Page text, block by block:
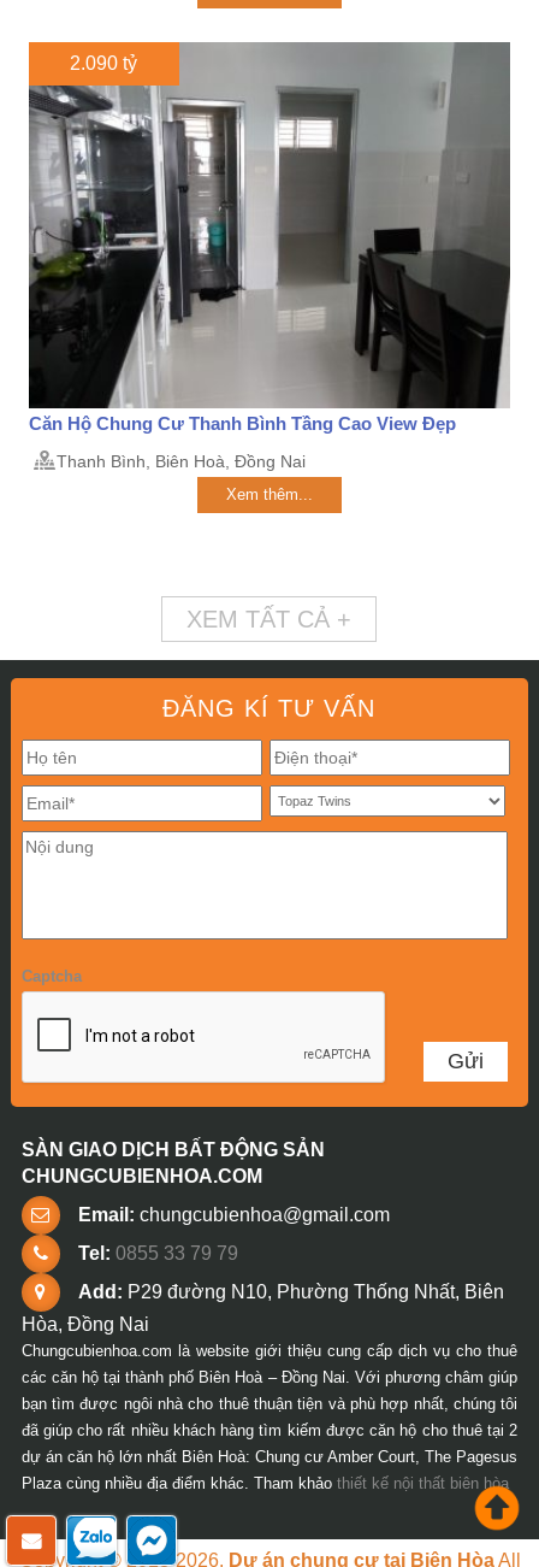
2.090 tỷ
Căn Hộ Chung Cư Thanh Bình Tầng Cao View Đẹp
Thanh Bình, Biên Hoà, Đồng Nai
Xem thêm...
XEM TẤT CẢ +
ĐĂNG KÍ TƯ VẤN
Captcha
SÀN GIAO DỊCH BẤT ĐỘNG SẢN
CHUNGCUBIENHOA.COM
Email: chungcubienhoa@gmail.com
Tel: 0855 33 79 79
Add: P29 đường N10, Phường Thống Nhất, Biên
Hòa, Đồng Nai
Chungcubienhoa.com là website giới thiệu cung cấp dịch vụ cho thuê
các căn hộ tại thành phố Biên Hoà – Đồng Nai. Với phương châm giúp
bạn tìm được ngôi nhà cho thuê thuận tiện và phù hợp nhất, chúng tôi
đã giúp cho rất nhiều khách hàng tìm kiếm được căn hộ cho thuê tại 2
dự án căn hộ lớn nhất Biên Hoà: Chung cư Amber Court, The Pagesus
Plaza cùng nhiều địa điểm khác. Tham khảo thiết kế nội thất biên hòa
Copyright © 2018-2026. Dự án chung cư tại Biên HòaAll